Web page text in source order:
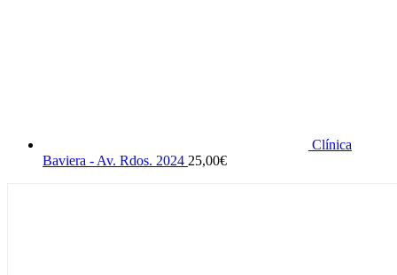
Clínica
Baviera - Av. Rdos. 2024 25,00€